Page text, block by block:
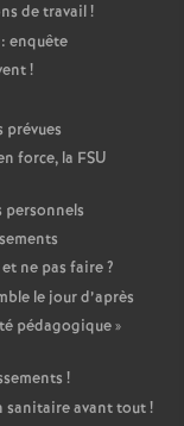
de travail!
enquête
!
prévues
force, la FSU
ne pas faire?
le jour d’après
pédagogique»
!
sanitaire avant tout!